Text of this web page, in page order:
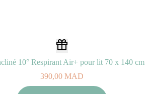
10° Respirant Air+ pour lit 70 x 140 cm
390,00MAD